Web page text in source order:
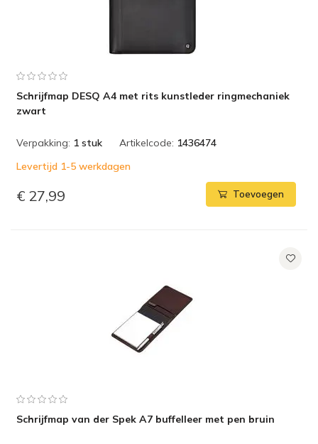
Schrijfmap DESQ A4 met rits kunstleder ringmechaniek
zwart
Verpakking: 1 stuk Artikelcode: 1436474
Levertijd 1-5 werkdagen
€ 27,99 Toevoegen
Schrijfmap van der Spek A7 buffelleer met pen bruin